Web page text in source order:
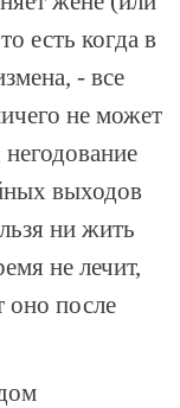
есть когда в
- все
не может
выходов
ни жить
не лечит,
оно после